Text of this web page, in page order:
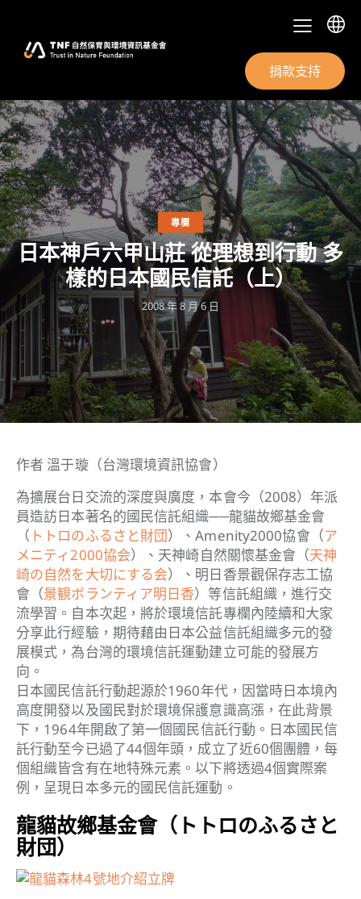
捐款支持
專欄
日本神戶六甲山莊 從理想到行動 多
樣的日本國民信託（上）
2008 年 8 月 6 日
作者 溫于璇（台灣環境資訊協會）
為擴展台日交流的深度與廣度，本會今（2008）年派
員造訪日本著名的國民信託組織──龍貓故鄉基金會
（ トトロのふるさと財団）、Amenity2000協會（ア
メニティ2000協会）、天神崎自然關懷基金會（天神
崎の自然を大切にする会）、明日香景觀保存志工協
會（景観ボランティア明日香）等信託組織，進行交
流學習。自本次起，將於環境信託專欄內陸續和大家
分享此行經驗，期待藉由日本公益信託組織多元的發
展模式，為台灣的環境信託運動建立可能的發展方
向。
日本國民信託行動起源於1960年代，因當時日本境內
高度開發以及國民對於環境保護意識高漲，在此背景
下，1964年開啟了第一個國民信託行動。日本國民信
託行動至今已過了44個年頭，成立了近60個團體，每
個組織皆含有在地特殊元素。以下將透過4個實際案
例，呈現日本多元的國民信託運動。
龍貓故鄉基金會（トトロのふるさと
財団）